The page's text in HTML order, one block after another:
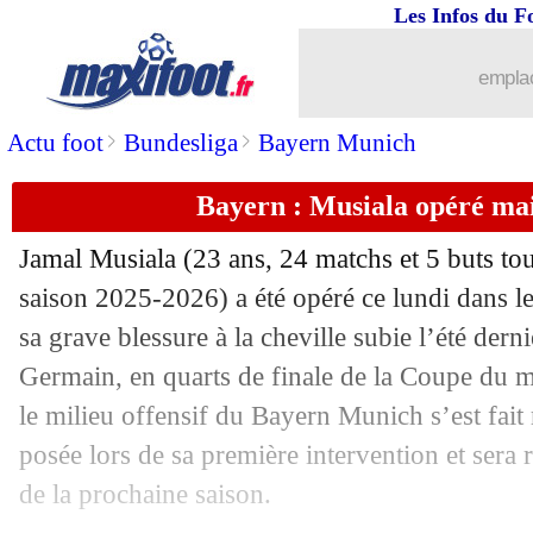
Actu foot> Bundesliga> Bayern Munich
Les Infos du
Bayern : Musiala opéré
Jamal Musiala (23 ans, 24 matchs et 5 buts
saison 2025-2026) a été opéré ce lundi dans
sa grave blessure à la cheville subie l’été
Germain, en quarts de finale de la Coupe du
le milieu offensif du Bayern Munich s’est fait
posée lors de sa première intervention et sera
de la prochaine saison.
: Emersonn va rapporter 31 M€ !
07/07 VIDEO: Lukaku, sa danse pour
: Akliouche, un écart à 15 M€ ?
07/07 Newcastle: Steur arrive pour 27 M€
07/07 OM: Genesio aimerait garder
07/07 Belgique : énorme coup dur pour
07/07 PFC: Rosenior a bien signé (officiel)
07/07 Espagne : B. Silva, les excuses de